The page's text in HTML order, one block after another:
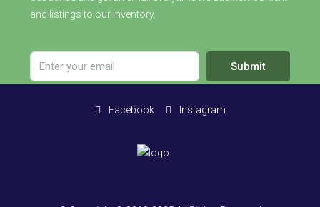
and listings to our inventory.
Submit
Facebook Instagram